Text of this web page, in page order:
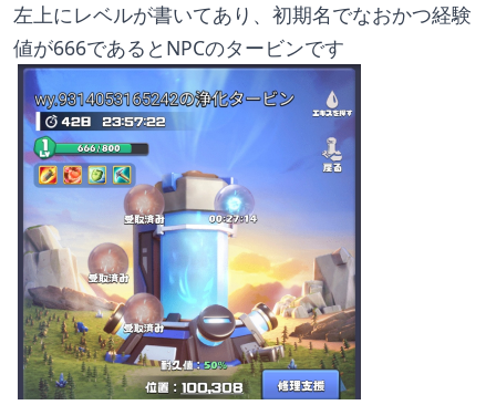
左上にレベルが書いてあり、初期名でなおかつ経験
値が666であるとNPCのタービンです